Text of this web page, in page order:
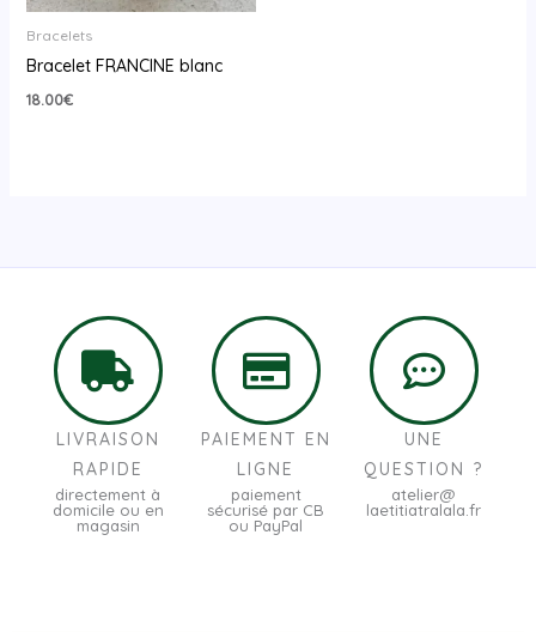
Bracelets
Bracelet FRANCINE blanc
18.00€
LIVRAISON
RAPIDE
directement à
domicile ou en
magasin
PAIEMENT EN
LIGNE
paiement
sécurisé par CB
ou PayPal
UNE
QUESTION ?
atelier@
laetitiatralala.fr